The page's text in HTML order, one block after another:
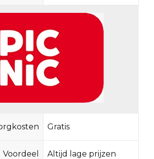
Gratis
Voordeel Altijd lage prijzen